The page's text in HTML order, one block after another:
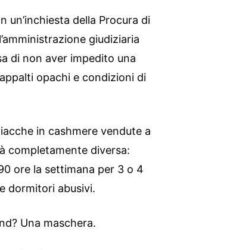
un’inchiesta della Procura di
giudiziaria
di non aver impedito una
opachi e condizioni di
in cashmere vendute a
completamente diversa:
ore la settimana per 3 o 4
dormitori abusivi.
Una maschera.